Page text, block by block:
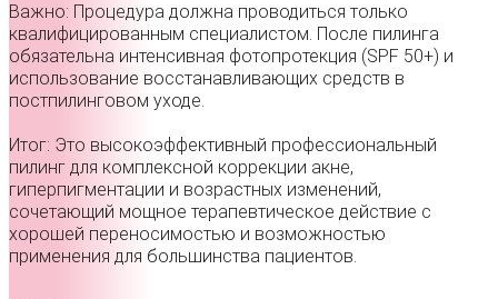
Важно: Процедура должна проводиться только
квалифицированным специалистом. После пилинга
обязательна интенсивная фотопротекция (SPF 50+) и
использование восстанавливающих средств в
постпилинговом уходе.
Итог: Это высокоэффективный профессиональный
пилинг для комплексной коррекции акне,
гиперпигментации и возрастных изменений,
сочетающий мощное терапевтическое действие с
хорошей переносимостью и возможностью
применения для большинства пациентов.